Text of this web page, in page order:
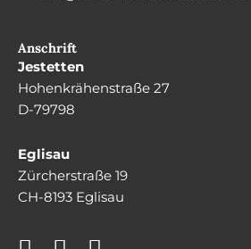
Anschrift
Jestetten
Hohenkrähenstraße 27
D-79798
Eglisau
Zürcherstraße 19
CH-8193 Eglisau